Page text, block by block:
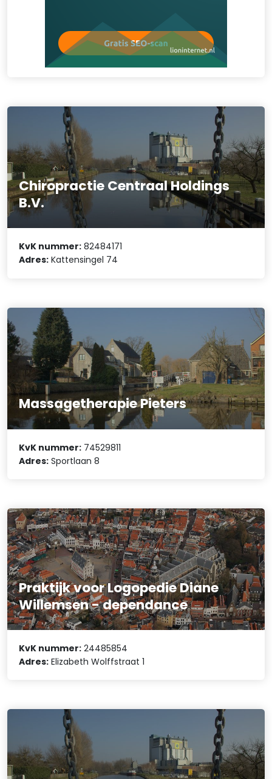
Chiropractie Centraal Holdings
B.V.
KvK nummer: 82484171
Adres: Kattensingel 74
Massagetherapie Pieters
KvK nummer: 74529811
Adres: Sportlaan 8
Praktijk voor Logopedie Diane
Willemsen - dependance
KvK nummer: 24485854
Adres: Elizabeth Wolffstraat 1